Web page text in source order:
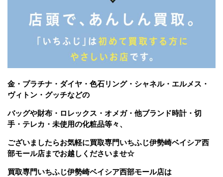
金・プラチナ・ダイヤ・色石リング・シャネル・エルメス・
ヴィトン・グッチなどの
バッグや財布・ロレックス・オメガ・他ブランド時計・切
手・テレカ・未使用の化粧品等々、
ございましたらお気軽に買取専門いちふじ伊勢崎ベイシア西
部モール店までお越しくださいませ☆
買取専門いちふじ伊勢崎ベイシア西部モール店は